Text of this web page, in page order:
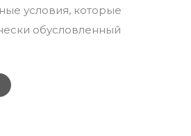
условия, которые
обусловленный